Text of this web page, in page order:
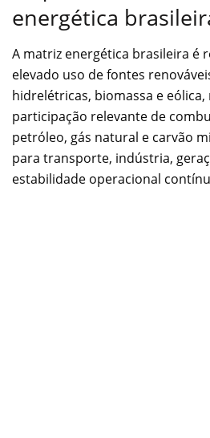
energética
A matriz energética brasileira é
elevado uso de fontes
hidrelétricas, biomassa e
participação relevante de
petróleo, gás natural e carvão
para transporte, indústria,
estabilidade operacional